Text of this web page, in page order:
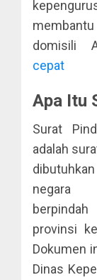
domisili
cepat
Apa Itu
Surat
adalah
negara
provinsi
Dokumen
Dinas